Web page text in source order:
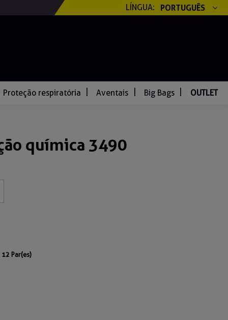
LÍNGUA: PORTUGUÊS
Proteção respiratória Aventais Big Bags OUTLET
química 3490
Par(es)